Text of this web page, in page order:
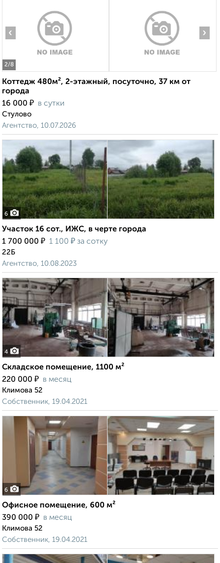
2/8
‹ ›
Коттедж 480м², 2-этажный, посуточно, 37 км от
города
16 000 ₽ в сутки
Стулово
Агентство, 10.07.2026
6
Участок 16 сот., ИЖС, в черте города
1 700 000 ₽ 1 100 ₽ за сотку
22Б
Агентство, 10.08.2023
4
Складское помещение, 1100 м²
220 000 ₽ в месяц
Климова 52
Собственник, 19.04.2021
6
Офисное помещение, 600 м²
390 000 ₽ в месяц
Климова 52
Собственник, 19.04.2021